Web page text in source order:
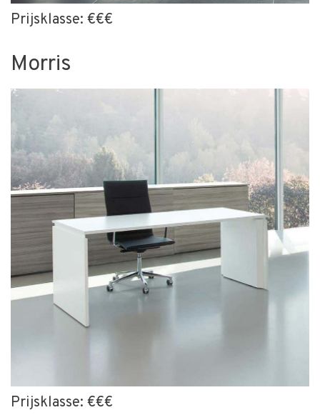
Prijsklasse: €€€
Morris
Prijsklasse: €€€